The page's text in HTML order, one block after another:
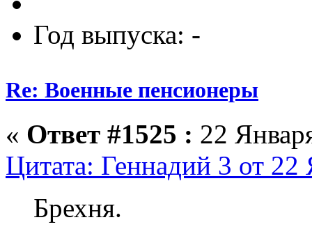
Год выпуска: -
Re: Военные пенсионеры
« Ответ #1525 : 22
Цитата: Геннадий 3 от
Брехня.